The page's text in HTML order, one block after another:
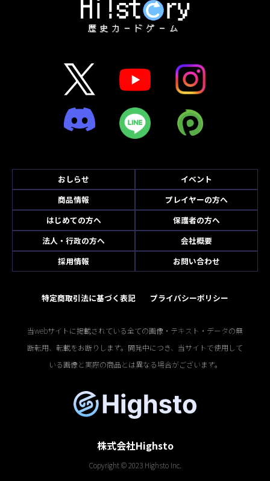
おしらせ
イベント
商品情報
プレイヤーの方へ
はじめての方へ
保護者の方へ
法人・行政の方へ
会社概要
採用情報
お問い合わせ
特定商取引法に基づく表記 プライバシーポリシー
当webサイトに掲載されている全ての画像・テキスト・データの無
断転用、転載をお断りします。開発中につき、当サイトで使用して
いる画像と実際の商品とは異なる場合がございます。
株式会社Highsto
Copyright © 2023 Highsto Inc.